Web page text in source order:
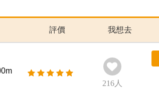
評價 我想去
216人